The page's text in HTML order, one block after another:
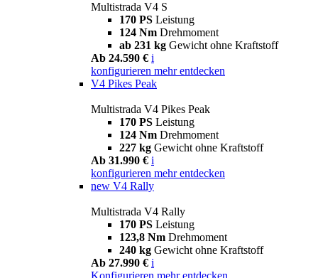
Multistrada V4 S
170 PS Leistung
124 Nm Drehmoment
ab 231 kg Gewicht ohne Kraftstoff
Ab 24.590 € i
konfigurieren mehr entdecken
V4 Pikes Peak
Multistrada V4 Pikes Peak
170 PS Leistung
124 Nm Drehmoment
227 kg Gewicht ohne Kraftstoff
Ab 31.990 € i
konfigurieren mehr entdecken
new V4 Rally
Multistrada V4 Rally
170 PS Leistung
123,8 Nm Drehmoment
240 kg Gewicht ohne Kraftstoff
Ab 27.990 € i